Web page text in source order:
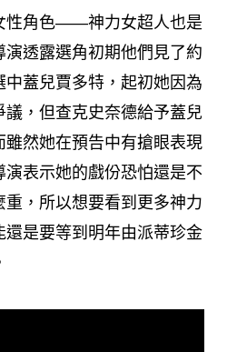
性角色——神力女超人也是
透露選角初期他們見了約
蓋兒賈多特，起初她因為
，但查克史奈德給予蓋兒
雖然她在預告中有搶眼表現
演表示她的戲份恐怕還是不
，所以想要看到更多神力
還是要等到明年由派蒂珍金